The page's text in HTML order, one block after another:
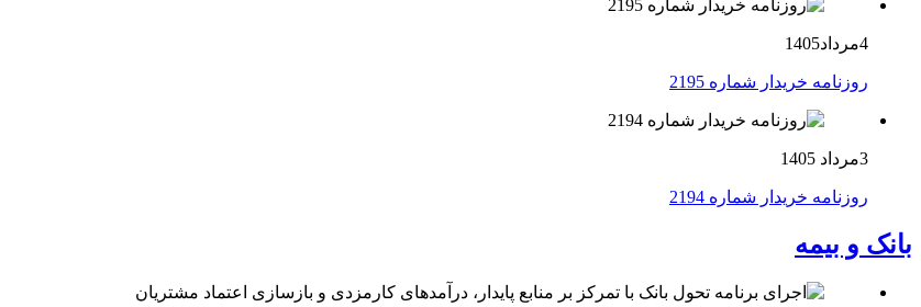
4مرداد1405
روزنامه خریدار شماره 2195
3مرداد 1405
روزنامه خریدار شماره 2194
بانک و بیمه